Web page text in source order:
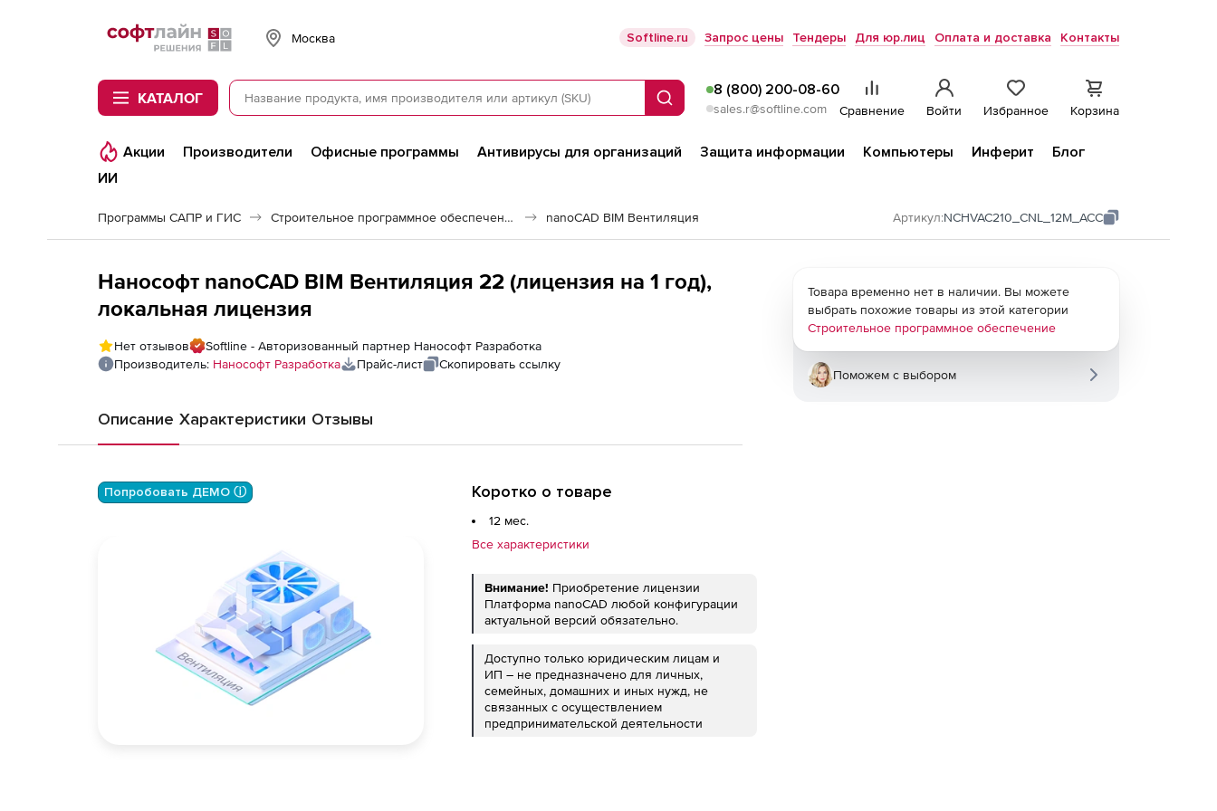
Softline
Москва Softline.ru Запрос цены Тендеры Для юр.лиц Оплата и доставка Контакты
КАТАЛОГ Поиск
8 (800) 200-08-60
sales.r@softline.com Сравнение Войти Избранное Корзина
Акции Производители Офисные программы Антивирусы для организаций Защита информации Компьютеры Инферит
Блог
ИИ
Программы САПР и ГИС Строительное программное обеспечение nanoCAD BIM Вентиляция Артикул:NCHVAC210_CNL_12M_ACC
Нанософт nanoCAD BIM Вентиляция 22 (лицензия на 1 год),
локальная лицензия
Нет отзывов
Softline - Авторизованный партнер Нанософт Разработка
Производитель: Нанософт Разработка Прайс-лист Скопировать ссылку
Описание Характеристики Отзывы
Попробовать ДЕМО ⓘ Коротко о товаре
12 мес.
Все характеристики
Внимание! Приобретение лицензии
Платформа nanoCAD любой конфигурации
актуальной версий обязательно.
Доступно только юридическим лицам и
ИП – не предназначено для личных,
семейных, домашних и иных нужд, не
связанных с осуществлением
предпринимательской деятельности
Товара временно нет в наличии. Вы можете
выбрать похожие товары из этой категории
Строительное программное обеспечение
Поможем с выбором